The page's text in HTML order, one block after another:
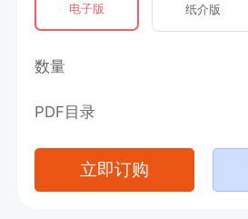
电子版 纸介版
数量
PDF目录
立即订购